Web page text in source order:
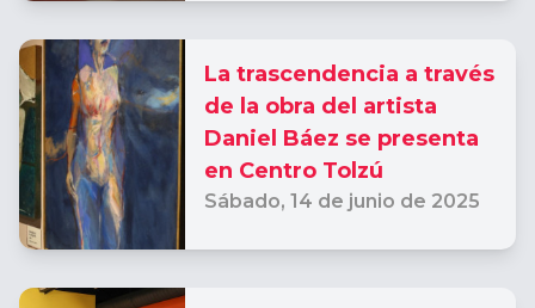
La trascendencia a través
de la obra del artista
Daniel Báez se presenta
en Centro Tolzú
Sábado, 14 de junio de 2025